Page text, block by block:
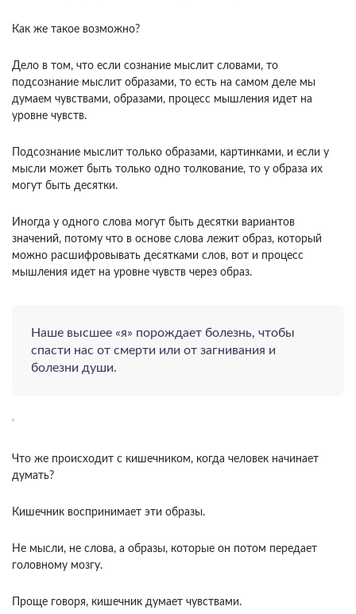
Как же такое возможно?
Дело в том, что если сознание мыслит словами, то
подсознание мыслит образами, то есть на самом деле мы
думаем чувствами, образами, процесс мышления идет на
уровне чувств.
Подсознание мыслит только образами, картинками, и если у
мысли может быть только одно толкование, то у образа их
могут быть десятки.
Иногда у одного слова могут быть десятки вариантов
значений, потому что в основе слова лежит образ, который
можно расшифровывать десятками слов, вот и процесс
мышления идет на уровне чувств через образ.
Наше высшее «я» порождает болезнь, чтобы
спасти нас от смерти или от загнивания и
болезни души.
,
Что же происходит с кишечником, когда человек начинает
думать?
Кишечник воспринимает эти образы.
Не мысли, не слова, а образы, которые он потом передает
головному мозгу.
Проще говоря, кишечник думает чувствами.